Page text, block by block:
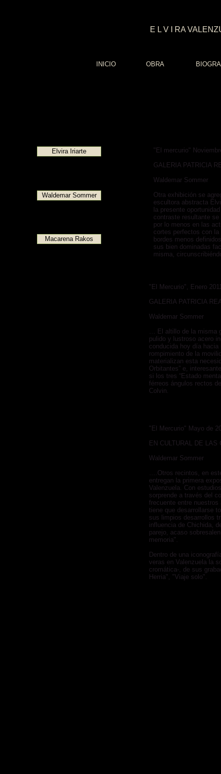
E L V I RA
INICIO OBRA
Elvira Iriarte
Waldemar Sommer
Macarena Rakos
"El mercurio"
GALERIA PATRICIA
Waldemar Sommer
Otra exhibición se
escultora abstracta
la presente
contraste resultante
por lo menos en las
cortes perfectos con
bordes menos
sus bien dominadas
misma,
"El Mercurio", Enero
GALERIA PATRICIA
Waldemar Sommer
… El altillo de la misma
pulido y lustroso acero
conducida hoy día
rompimiento de la
materializan esta
Orbitantes” e,
si los tres “Estado
férreos ángulos rectos
Colvin.
"El Mercurio" Mayo de
EN CULTURAL DE LAS
Waldemar Sommer
….Otros recintos, en
entregan la primera
Valenzuela. Con
sorprende a través del
frecuente entre
tiene que desarrollarse
sus limpios desarrollos
influencia de Chichida,
parejo, acaso
memoria".
Dentro de una
veras en Valenzuela la
cromática-, de sus
Herria", "Viaje solo".